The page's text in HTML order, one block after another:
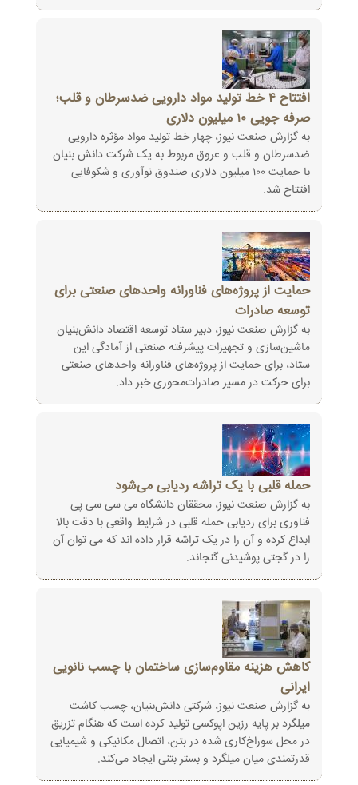
افتتاح ۴ خط تولید مواد دارویی ضدسرطان و قلب؛
صرفه جویی ۱۰ میلیون دلاری
به گزارش صنعت نیوز، چهار خط تولید مواد مؤثره دارویی
ضدسرطان و قلب و عروق مربوط به یک شرکت دانش بنیان
با حمایت ۱۰۰ میلیون دلاری صندوق نوآوری و شکوفایی
افتتاح شد.
حمایت از پروژه‌های فناورانه واحدهای صنعتی برای
توسعه صادرات
به گزارش صنعت نیوز، دبیر ستاد توسعه اقتصاد دانش‌بنیان
ماشین‌سازی و تجهیزات پیشرفته صنعتی از آمادگی این
ستاد، برای حمایت از پروژه‌های فناورانه واحدهای صنعتی
برای حرکت در مسیر صادرات‌محوری خبر داد.
حمله قلبی با یک تراشه ردیابی می‌شود
به گزارش صنعت نیوز، محققان دانشگاه می سی سی پی
فناوری برای ردیابی حمله قلبی در شرایط واقعی با دقت بالا
ابداع کرده و آن را در یک تراشه قرار داده اند که می توان آن
را در گجتی پوشیدنی گنجاند.
کاهش هزینه مقاوم‌سازی ساختمان با چسب نانویی
ایرانی
به گزارش صنعت نیوز، شرکتی دانش‌بنیان، چسب کاشت
میلگرد بر پایه رزین اپوکسی تولید کرده است که هنگام تزریق
در محل سوراخ‌کاری‌ شده در بتن، اتصال مکانیکی و شیمیایی
قدرتمندی میان میلگرد و بستر بتنی ایجاد می‌کند.